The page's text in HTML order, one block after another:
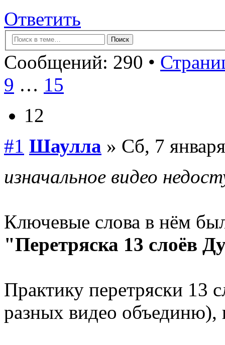
Ответить
Сообщений: 290 •
9 … 15
12
#1 Шаулла » Сб, 7
изначальное видео
Ключевые слова в нём
"Перетряска 13 слоёв
Практику перетряски
разных видео объединю),